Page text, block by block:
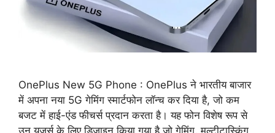
OnePlus New 5G Phone : OnePlus ने भारतीय बाजार
में अपना नया 5G गेमिंग स्मार्टफोन लॉन्च कर दिया है, जो कम
बजट में हाई-एंड फीचर्स प्रदान करता है। यह फोन विशेष रूप से
उन यूजर्स के लिए डिज़ाइन किया गया है जो गेमिंग, मल्टीटास्किंग